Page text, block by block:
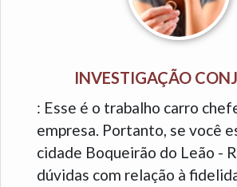
INVESTIGAÇÃO
: Esse é o trabalho carro
empresa. Portanto, se você
cidade Boqueirão do Leão -
dúvidas com relação à